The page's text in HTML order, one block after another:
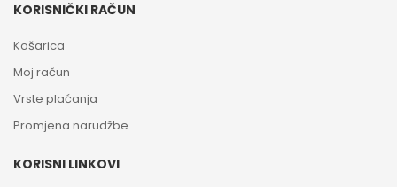
KORISNIČKI RAČUN
Košarica
Moj račun
Vrste plaćanja
Promjena narudžbe
KORISNI LINKOVI